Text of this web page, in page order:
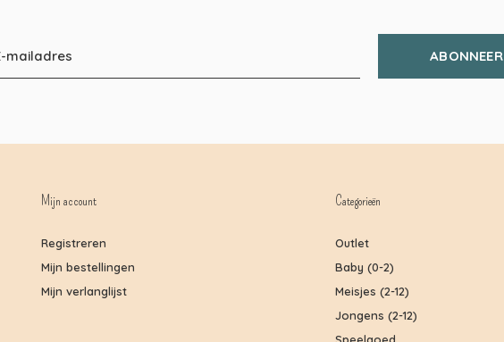
ABONNEER
Mijn account
Registreren
Mijn bestellingen
Mijn verlanglijst
Categorieën
Outlet
Baby (0-2)
Meisjes (2-12)
Jongens (2-12)